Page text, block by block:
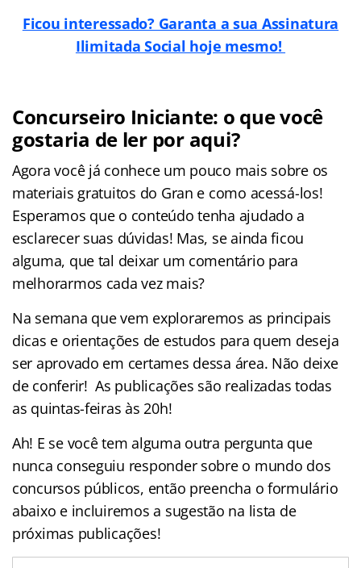
Ficou interessado? Garanta a sua Assinatura
Ilimitada Social hoje mesmo!
Concurseiro Iniciante: o que você
gostaria de ler por aqui?
Agora você já conhece um pouco mais sobre os
materiais gratuitos do Gran e como acessá-los!
Esperamos que o conteúdo tenha ajudado a
esclarecer suas dúvidas! Mas, se ainda ficou
alguma, que tal deixar um comentário para
melhorarmos cada vez mais?
Na semana que vem exploraremos as principais
dicas e orientações de estudos para quem deseja
ser aprovado em certames dessa área. Não deixe
de conferir! As publicações são realizadas todas
as quintas-feiras às 20h!
Ah! E se você tem alguma outra pergunta que
nunca conseguiu responder sobre o mundo dos
concursos públicos, então preencha o formulário
abaixo e incluiremos a sugestão na lista de
próximas publicações!